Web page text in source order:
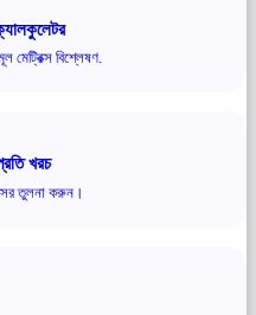
মেট্রিক্স বিশ্লেষণ.
খরচ
তুলনা করুন।